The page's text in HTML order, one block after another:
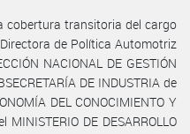
cobertura transitoria del cargo
de Política Automotriz
NACIONAL DE GESTIÓN
DE INDUSTRIA de
DEL CONOCIMIENTO Y
MINISTERIO DE DESARROLLO